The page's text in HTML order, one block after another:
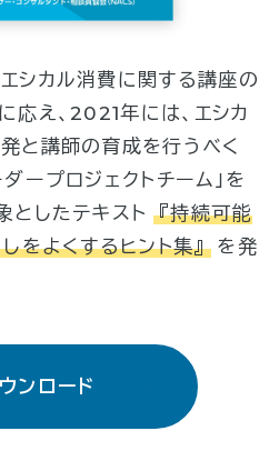
シカル消費に関する講座の
応え、2021年には、エシカ
と講師の育成を行うべく
ープロジェクトチーム」を
としたテキスト
『持続可能
をよくするヒント集』 を発
ンロード